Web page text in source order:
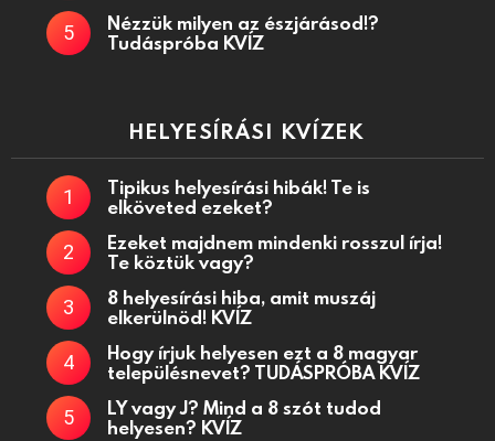
Nézzük milyen az észjárásod!?
Tudáspróba KVÍZ
HELYESÍRÁSI KVÍZEK
Tipikus helyesírási hibák! Te is
elköveted ezeket?
Ezeket majdnem mindenki rosszul írja!
Te köztük vagy?
8 helyesírási hiba, amit muszáj
elkerülnöd! KVÍZ
Hogy írjuk helyesen ezt a 8 magyar
településnevet? TUDÁSPRÓBA KVÍZ
LY vagy J? Mind a 8 szót tudod
helyesen? KVÍZ